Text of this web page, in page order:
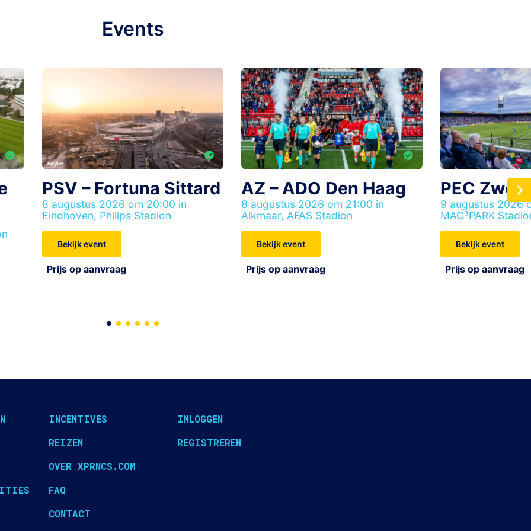
Events
PSV – Fortuna Sittard
8 augustus 2026 om 20:00 in
Eindhoven, Philips Stadion
Bekijk event
Prijs op aanvraag
AZ – ADO Den Haag
8 augustus 2026 om 21:00 in
Alkmaar, AFAS Stadion
Bekijk event
Prijs op aanvraag
PEC
9 augustus 2026
MAC³PARK
Bekijk event
Prijs op aanvraag
INCENTIVES
REIZEN
OVER XPRNCS.COM
FAQ
CONTACT
INLOGGEN
REGISTREREN